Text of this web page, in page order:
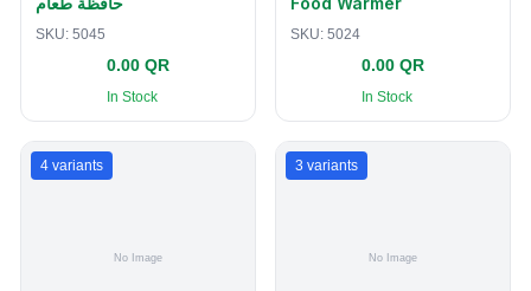
SKU: 5045
0.00 QR
In Stock
SKU: 5024
0.00 QR
In Stock
4 variants 3 variants